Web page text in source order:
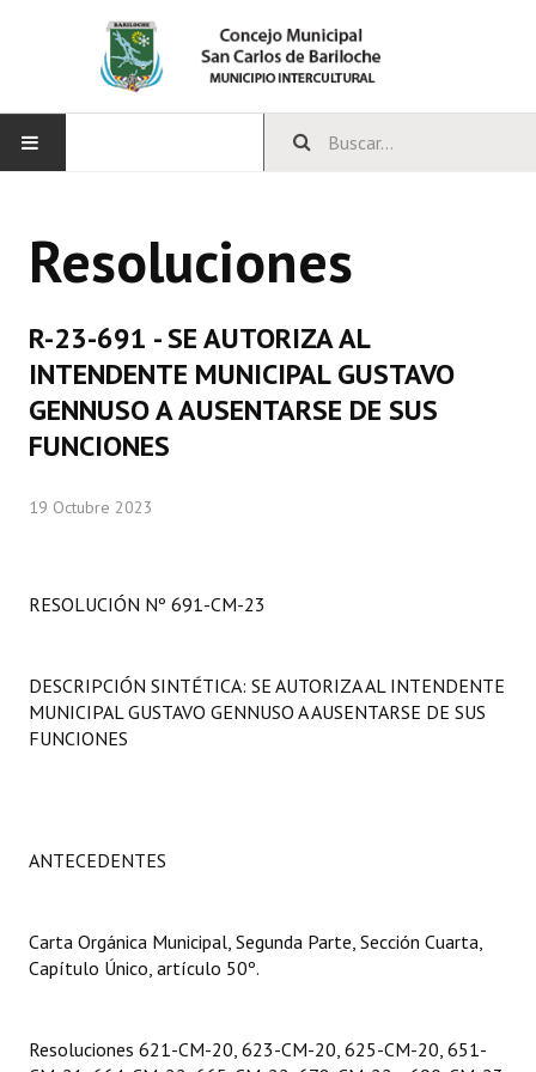
CONCEJO
Integrantes del Concejo
Comisiones Permanentes
Comisiones Especiales
Concejales Mandato Cumplido
LEGISLACIÓN
Constitución Provincial
Digesto
DOCUMENTOS
Resoluciones
R-23-691 - SE AUTORIZA AL
INTENDENTE MUNICIPAL GUSTAVO
GENNUSO A AUSENTARSE DE SUS
FUNCIONES
19 Octubre 2023
RESOLUCIÓN Nº 691-CM-23
DESCRIPCIÓN SINTÉTICA: SE AUTORIZA AL INTENDENTE
MUNICIPAL GUSTAVO GENNUSO A AUSENTARSE DE SUS
FUNCIONES
ANTECEDENTES
Carta Orgánica Municipal, Segunda Parte, Sección Cuarta,
Capítulo Único, artículo 50º.
Resoluciones 621-CM-20, 623-CM-20, 625-CM-20, 651-